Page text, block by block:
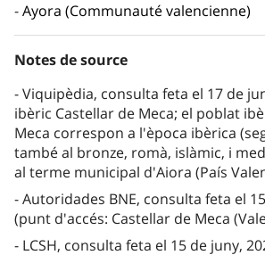
Ayora (Communauté valencienne)
Notes de source
Viquipèdia, consulta feta el 17 de
ibèric Castellar de Meca; el poblat
Meca correspon a l'època ibèrica
també al bronze, romà, islàmic, i
al terme municipal d'Aiora (País
Autoridades BNE, consulta feta el
(punt d'accés: Castellar de Meca
LCSH, consulta feta el 15 de juny,